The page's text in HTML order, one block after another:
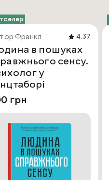
Франкл 4.37
в пошуках
сенсу.
у
грн